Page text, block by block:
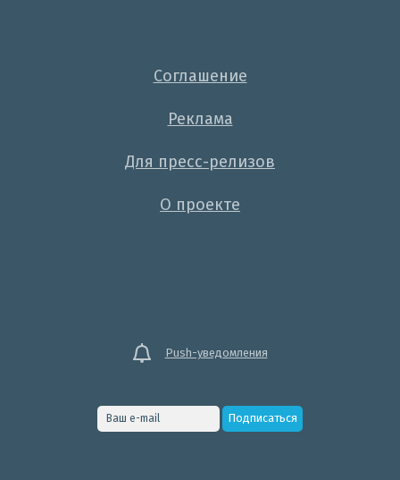
Соглашение
Реклама
Для пресс-релизов
О проекте
Push-уведомления